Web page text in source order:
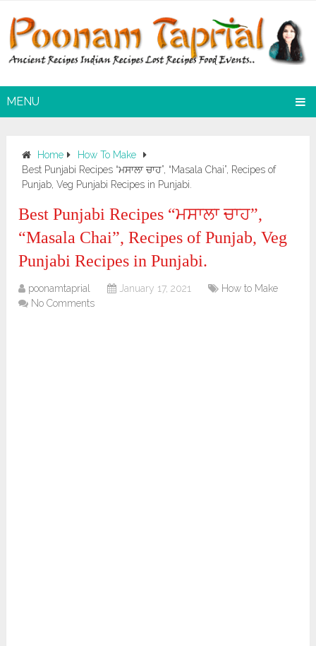
MENU
Home
How To Make
Best Punjabi Recipes “ਮਸਾਲਾ ਚਾਹ”, “Masala Chai”, Recipes of
Punjab, Veg Punjabi Recipes in Punjabi.
Best Punjabi Recipes “ਮਸਾਲਾ ਚਾਹ”,
“Masala Chai”, Recipes of Punjab, Veg
Punjabi Recipes in Punjabi.
poonamtaprial January 17, 2021
How to Make
No Comments